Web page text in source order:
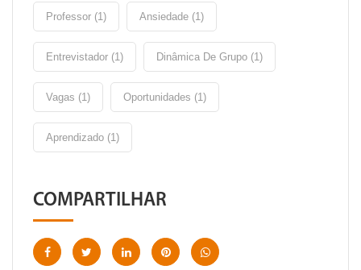
Professor (1) Ansiedade (1)
Entrevistador (1) Dinâmica De Grupo (1)
Vagas (1) Oportunidades (1)
Aprendizado (1)
COMPARTILHAR